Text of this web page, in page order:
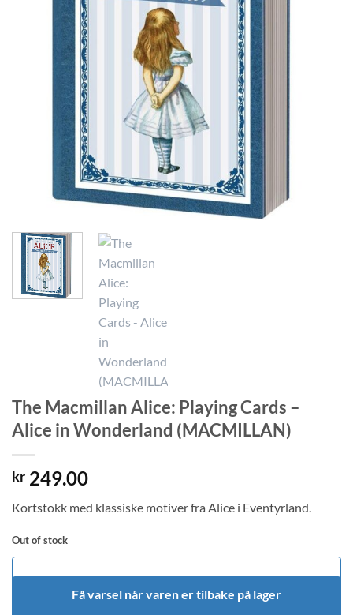
The Macmillan Alice: Playing Cards –
Alice in Wonderland (MACMILLAN)
kr 249.00
Kortstokk med klassiske motiver fra Alice i Eventyrland.
Out of stock
Få varsel når varen er tilbake på lager